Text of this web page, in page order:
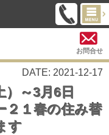
お問合せ
DATE: 2021-12-17
～3月6日
２１春の住み替
す